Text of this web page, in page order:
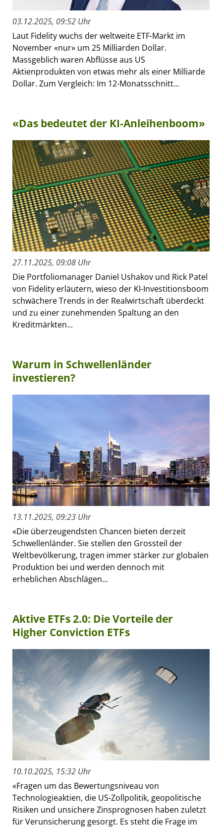
03.12.2025, 09:52 Uhr
Laut Fidelity wuchs der weltweite ETF-Markt im
November «nur» um 25 Milliarden Dollar.
Massgeblich waren Abflüsse aus US
Aktienprodukten von etwas mehr als einer Milliarde
Dollar. Zum Vergleich: Im 12-Monatsschnitt...
«Das bedeutet der KI-Anleihenboom»
27.11.2025, 09:08 Uhr
Die Portfoliomanager Daniel Ushakov und Rick Patel
von Fidelity erläutern, wieso der KI-Investitionsboom
schwächere Trends in der Realwirtschaft überdeckt
und zu einer zunehmenden Spaltung an den
Kreditmärkten...
Warum in Schwellenländer
investieren?
13.11.2025, 09:23 Uhr
«Die überzeugendsten Chancen bieten derzeit
Schwellenländer. Sie stellen den Grossteil der
Weltbevölkerung, tragen immer stärker zur globalen
Produktion bei und werden dennoch mit
erheblichen Abschlägen...
Aktive ETFs 2.0: Die Vorteile der
Higher Conviction ETFs
10.10.2025, 15:32 Uhr
«Fragen um das Bewertungsniveau von
Technologieaktien, die US-Zollpolitik, geopolitische
Risiken und unsichere Zinsprognosen haben zuletzt
für Verunsicherung gesorgt. Es steht die Frage im